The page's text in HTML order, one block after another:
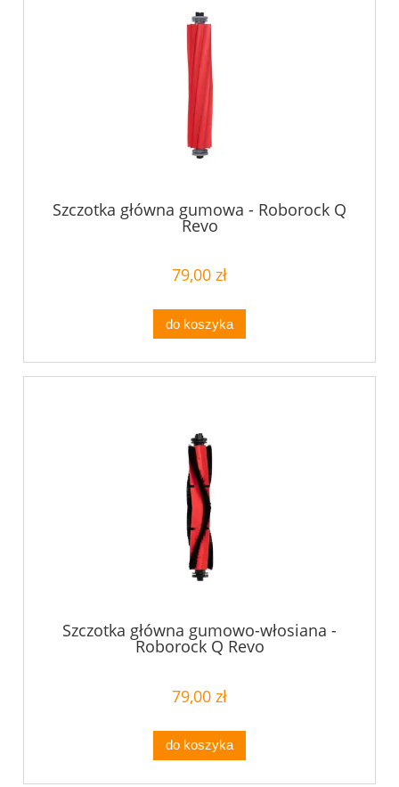
Szczotka główna gumowa - Roborock Q
Revo
79,00 zł
do koszyka
Szczotka główna gumowo-włosiana -
Roborock Q Revo
79,00 zł
do koszyka